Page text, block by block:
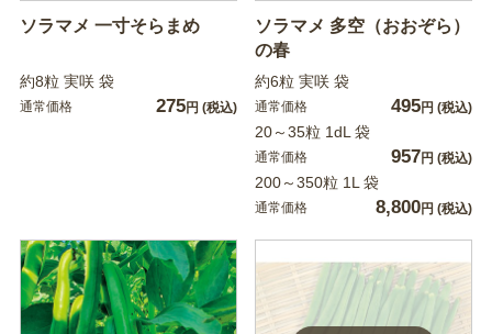
ソラマメ 一寸そらまめ
約8粒 実咲 袋
通常価格 275円 (税込)
ソラマメ 多空（おおぞら）
の春
約6粒 実咲 袋
通常価格 495円 (税込)
20～35粒 1dL 袋
通常価格 957円 (税込)
200～350粒 1L 袋
通常価格 8,800円 (税込)